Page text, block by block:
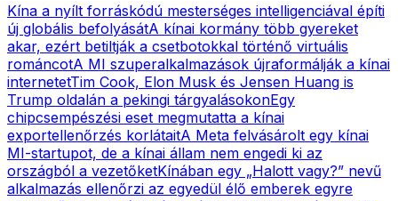
Kína a nyílt forráskódú mesterséges intelligenciával építi
új globális befolyásátA kínai kormány több gyereket
akar, ezért betiltják a csetbotokkal történő virtuális
románcotA MI szuperalkalmazások újraformálják a kínai
internetetTim Cook, Elon Musk és Jensen Huang is
Trump oldalán a pekingi tárgyalásokonEgy
chipcsempészési eset megmutatta a kínai
exportellenőrzés korlátaitA Meta felvásárolt egy kínai
MI-startupot, de a kínai állam nem engedi ki az
országból a vezetőketKínában egy „Halott vagy?” nevű
alkalmazás ellenőrzi az egyedül élő emberek egyre